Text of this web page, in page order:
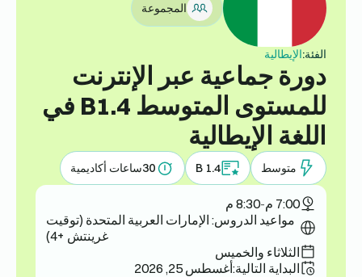
المجموعة
الفئة:الإيطالية
دورة جماعية عبر الإنترنت
للمستوى المتوسط B1.4 في
اللغة الإيطالية
متوسط B 1.4
30ساعات أكاديمية
7:00 م -8:30 م
مواعيد الدروس: الإمارات العربية المتحدة (توقيت
غرينتش +4)
الثلاثاء والخميس
البداية التالية:أغسطس 25, 2026